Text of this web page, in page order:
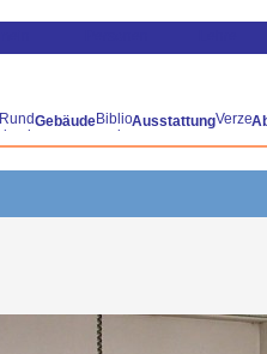
Gebäude Ausstattung